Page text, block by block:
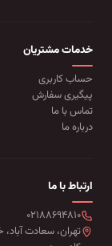
خدمات مشتریان
حساب کاربری
پیگیری سفارش
تماس با ما
درباره ما
ارتباط با ما
۰۲۱۸۸۶۹۴۸۱۰